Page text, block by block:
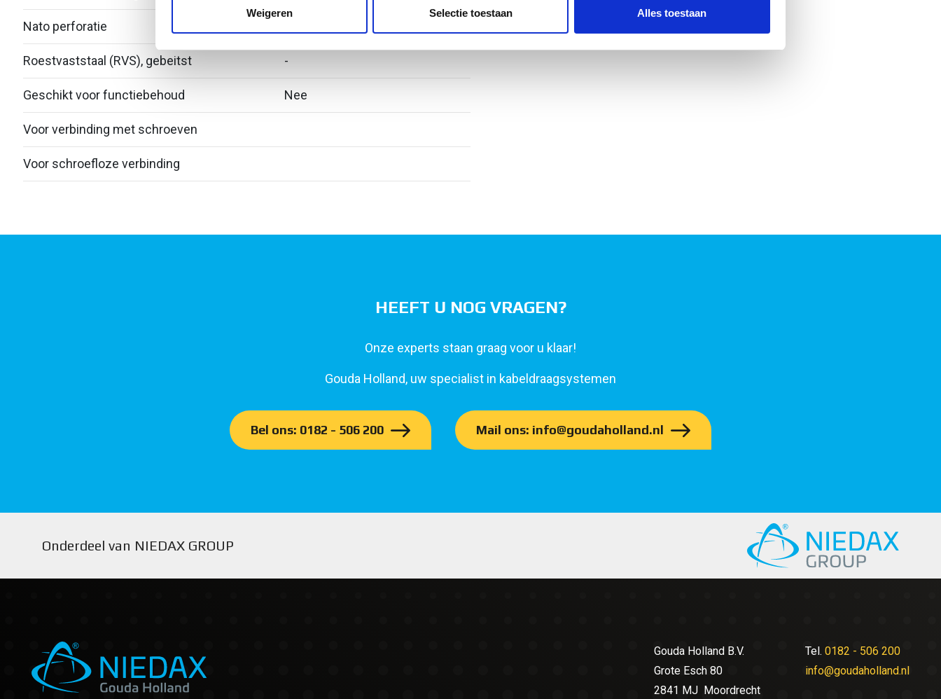
media, adverteren en analyse. Deze partners kunnen deze gegevens combineren met andere informatie die u aan ze heeft
Weigeren Selectie toestaan Alles toestaan
Nato perforatie
Roestvaststaal (RVS), gebeitst -
Geschikt voor functiebehoud Nee
Voor verbinding met schroeven
Voor schroefloze verbinding
HEEFT U NOG VRAGEN?
Onze experts staan graag voor u klaar!
Gouda Holland, uw specialist in kabeldraagsystemen
Bel ons: 0182 - 506 200 Mail ons: info@goudaholland.nl
Onderdeel van NIEDAX GROUP
Gouda Holland B.V.
Grote Esch 80
2841 MJ Moordrecht
Tel. 0182 - 506 200
info@goudaholland.nl